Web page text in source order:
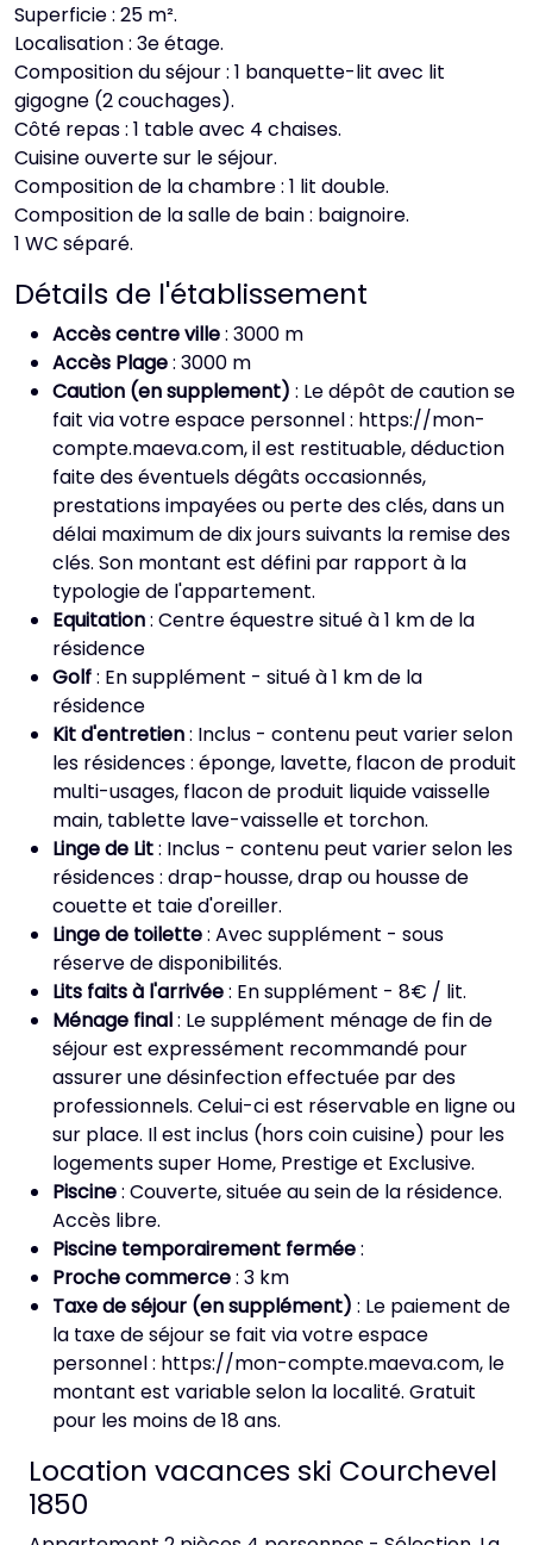
Superficie : 25 m².
Localisation : 3e étage.
Composition du séjour : 1 banquette-lit avec lit
gigogne (2 couchages).
Côté repas : 1 table avec 4 chaises.
Cuisine ouverte sur le séjour.
Composition de la chambre : 1 lit double.
Composition de la salle de bain : baignoire.
1 WC séparé.
Détails de l'établissement
Accès centre ville: 3000 m
Accès Plage: 3000 m
Caution (en supplement) : Le dépôt de caution se
fait via votre espace personnel : https://mon-
compte.maeva.com, il est restituable, déduction
faite des éventuels dégâts occasionnés,
prestations impayées ou perte des clés, dans un
délai maximum de dix jours suivants la remise des
clés. Son montant est défini par rapport à la
typologie de l'appartement.
Equitation: Centre équestre situé à 1 km de la
résidence
Golf: En supplément - situé à 1 km de la
résidence
Kit d'entretien: Inclus - contenu peut varier selon
les résidences : éponge, lavette, flacon de produit
multi-usages, flacon de produit liquide vaisselle
main, tablette lave-vaisselle et torchon.
Linge de Lit: Inclus - contenu peut varier selon les
résidences : drap-housse, drap ou housse de
couette et taie d'oreiller.
Linge de toilette: Avec supplément - sous
réserve de disponibilités.
Lits faits à l'arrivée: En supplément - 8€ / lit.
Ménage final: Le supplément ménage de fin de
séjour est expressément recommandé pour
assurer une désinfection effectuée par des
professionnels. Celui-ci est réservable en ligne ou
sur place. Il est inclus (hors coin cuisine) pour les
logements super Home, Prestige et Exclusive.
Piscine: Couverte, située au sein de la résidence.
Accès libre.
Piscine temporairement fermée:
Proche commerce: 3 km
Taxe de séjour (en supplément) : Le paiement de
la taxe de séjour se fait via votre espace
personnel : https://mon-compte.maeva.com, le
montant est variable selon la localité. Gratuit
pour les moins de 18 ans.
Location vacances ski Courchevel
1850